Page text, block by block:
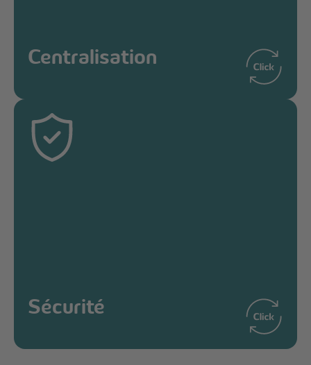
Centralisation
Communication centralisée dans Teams.
SécuritéSolution locale fiable et sécurisée.